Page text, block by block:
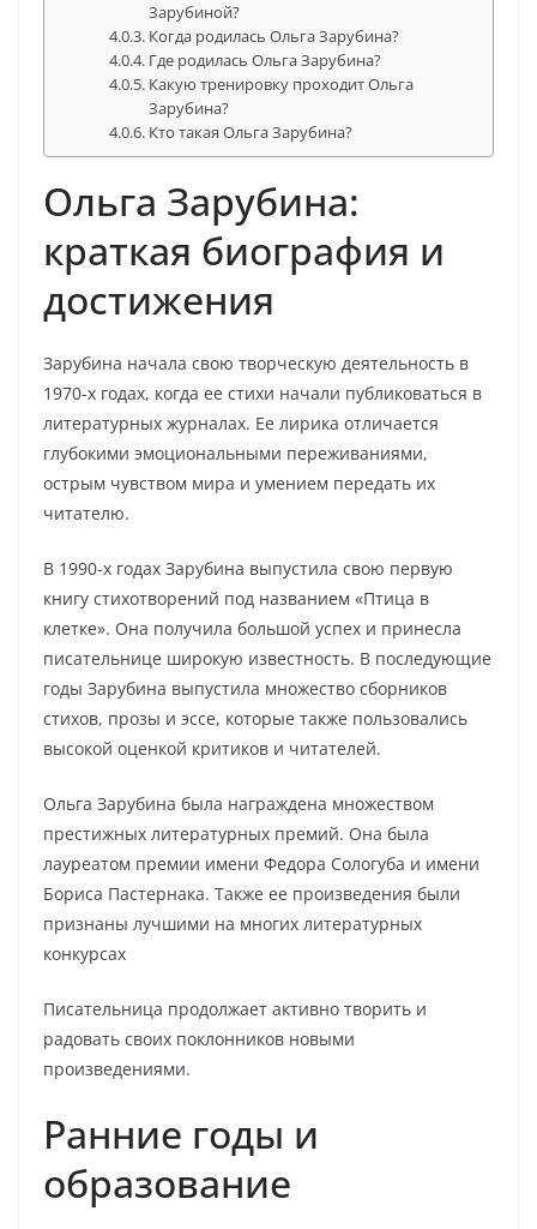
Зарубиной?
Когда родилась Ольга Зарубина?
Где родилась Ольга Зарубина?
Какую тренировку проходит Ольга
Зарубина?
Кто такая Ольга Зарубина?
Ольга Зарубина:
краткая биография и
достижения
Зарубина начала свою творческую деятельность в
1970-х годах, когда ее стихи начали публиковаться в
литературных журналах. Ее лирика отличается
глубокими эмоциональными переживаниями,
острым чувством мира и умением передать их
читателю.
В 1990-х годах Зарубина выпустила свою первую
книгу стихотворений под названием «Птица в
клетке». Она получила большой успех и принесла
писательнице широкую известность. В последующие
годы Зарубина выпустила множество сборников
стихов, прозы и эссе, которые также пользовались
высокой оценкой критиков и читателей.
Ольга Зарубина была награждена множеством
престижных литературных премий. Она была
лауреатом премии имени Федора Сологуба и имени
Бориса Пастернака. Также ее произведения были
признаны лучшими на многих литературных
конкурсах
Писательница продолжает активно творить и
радовать своих поклонников новыми
произведениями.
Ранние годы и
образование